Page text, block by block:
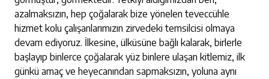
azalmaksızın, hep çoğalarak bize yönelen teveccühle
hizmet kolu çalışanlarımızın zirvedeki temsilcisi olmaya
devam ediyoruz. İlkesine, ülküsüne bağlı kalarak, birlerle
başlayıp binlerce çoğalarak yüz binlere ulaşan kitlemiz, ilk
günkü amaç ve heyecanından sapmaksızın, yoluna aynı